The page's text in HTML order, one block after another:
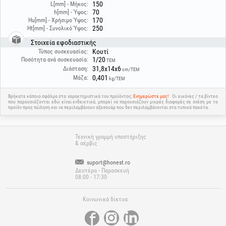
εξουσιοδοτημένο προσωπικό! Το προϊόν πρέπει να χρησιμοποιείται μόνο
με συμβατά αξεσουάρ και αναλώσιμα! Διαβάστε τις οδηγίες!
L[mm] - Μήκος: 150
h[mm] - Ύψος: 70
Hu[mm] - Χρήσιμο Ύψος: 170
Ht[mm] - Συνολικό Ύψος:
250
Στοιχεία εφοδιαστικής
Τύπος συσκευασίας: Κουτί
Ποσότητα ανά συσκευασία: 1/20ΤΕΜ
Διάσταση: 31,8x14x6cm/ΤΕΜ
Μάζα: 0,401 kg/ΤΕΜ
Βρήκατε κάποιο σφάλμα στα χαρακτηριστικά του προϊόντος;Ενημερώστε μας!
Οι εικόνες / τα βίντεο
που παρουσιάζονται εδώ είναι ενδεικτικά, μπορεί να παρουσιάζουν μικρές διαφορές σε σχέση με το
προϊόν προς πώληση και να περιλαμβάνουν αξεσουάρ που δεν περιλαμβάνονται στα τυπικά πακέτα.
Τεχνική γραμμή υποστήριξης
& σέρβις
suport@honest.ro
Δευτέρα - Παρασκευή
08:00 - 17:30
Κοινωνικά δίκτυα